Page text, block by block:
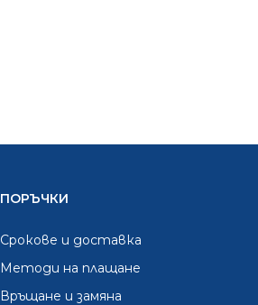
ПОРЪЧКИ
Срокове и доставка
Методи на плащане
Връщане и замяна